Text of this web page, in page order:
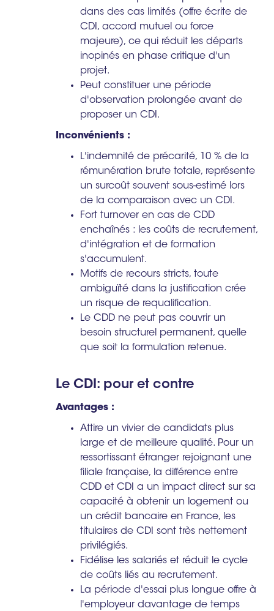
dans des cas limités (offre écrite de
CDI, accord mutuel ou force
majeure), ce qui réduit les départs
inopinés en phase critique d'un
projet.
Peut constituer une période
d'observation prolongée avant de
proposer un CDI.
Inconvénients :
L'indemnité de précarité, 10 % de la
rémunération brute totale, représente
un surcoût souvent sous-estimé lors
de la comparaison avec un CDI.
Fort turnover en cas de CDD
enchaînés : les coûts de recrutement,
d'intégration et de formation
s'accumulent.
Motifs de recours stricts, toute
ambiguïté dans la justification crée
un risque de requalification.
Le CDD ne peut pas couvrir un
besoin structurel permanent, quelle
que soit la formulation retenue.
Le CDI: pour et contre
Avantages :
Attire un vivier de candidats plus
large et de meilleure qualité. Pour un
ressortissant étranger rejoignant une
filiale française, la différence entre
CDD et CDI a un impact direct sur sa
capacité à obtenir un logement ou
un crédit bancaire en France, les
titulaires de CDI sont très nettement
privilégiés.
Fidélise les salariés et réduit le cycle
de coûts liés au recrutement.
La période d'essai plus longue offre à
l'employeur davantage de temps